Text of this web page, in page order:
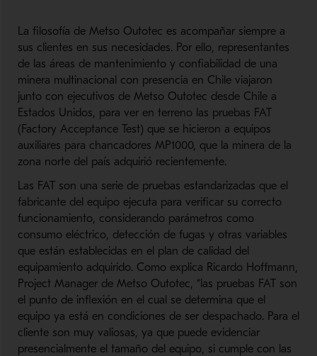
La filosofía de Metso Outotec es acompañar siempre a
sus clientes en sus necesidades. Por ello, representantes
de las áreas de mantenimiento y confiabilidad de una
minera multinacional con presencia en Chile viajaron
junto con ejecutivos de Metso Outotec desde Chile a
Estados Unidos, para ver en terreno las pruebas FAT
(Factory Acceptance Test) que se hicieron a equipos
auxiliares para chancadores MP1000, que la minera de la
zona norte del país adquirió recientemente.
Las FAT son una serie de pruebas estandarizadas que el
fabricante del equipo ejecuta para verificar su correcto
funcionamiento, considerando parámetros como
consumo eléctrico, detección de fugas y otras variables
que están establecidas en el plan de calidad del
equipamiento adquirido. Como explica Ricardo Hoffmann,
Project Manager de Metso Outotec, “las pruebas FAT son
el punto de inflexión en el cual se determina que el
equipo ya está en condiciones de ser despachado. Para el
cliente son muy valiosas, ya que puede evidenciar
presencialmente el tamaño del equipo, si cumple con las